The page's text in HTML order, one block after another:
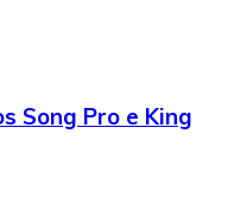
Song Pro e King